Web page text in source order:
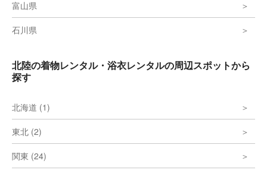
富山県
石川県
北陸の着物レンタル・浴衣レンタルの周辺スポットから
探す
北海道 (1)
東北 (2)
関東 (24)